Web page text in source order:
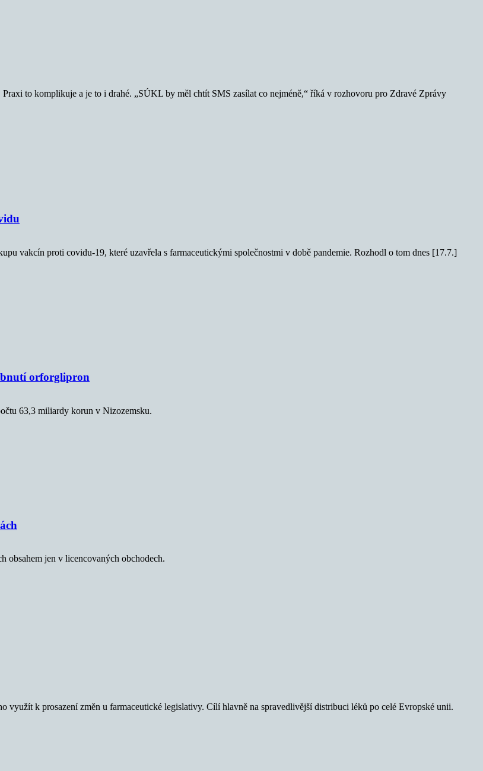
to komplikuje a je to i drahé. „SÚKL by měl chtít SMS zasílat co nejméně,“ říká v rozhovoru pro Zdravé Zprávy
vakcín proti covidu-19, které uzavřela s farmaceutickými společnostmi v době pandemie. Rozhodl o tom dnes [17.7.]
orforglipron
63,3 miliardy korun v Nizozemsku.
obsahem jen v licencovaných obchodech.
využít k prosazení změn u farmaceutické legislativy. Cílí hlavně na spravedlivější distribuci léků po celé Evropské unii.